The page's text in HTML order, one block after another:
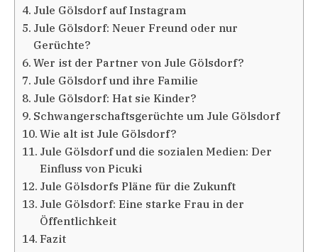
Jule Gölsdorf auf Instagram
Jule Gölsdorf: Neuer Freund oder nur
Gerüchte?
Wer ist der Partner von Jule Gölsdorf?
Jule Gölsdorf und ihre Familie
Jule Gölsdorf: Hat sie Kinder?
Schwangerschaftsgerüchte um Jule Gölsdorf
Wie alt ist Jule Gölsdorf?
Jule Gölsdorf und die sozialen Medien: Der
Einfluss von Picuki
Jule Gölsdorfs Pläne für die Zukunft
Jule Gölsdorf: Eine starke Frau in der
Öffentlichkeit
Fazit